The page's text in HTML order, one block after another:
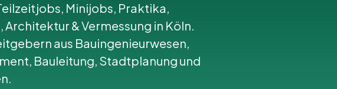
Minijobs, Praktika,
& Vermessung in Köln.
aus Bauingenieurwesen,
Bauleitung, Stadtplanung und